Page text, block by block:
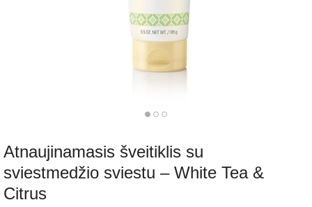
Atnaujinamasis šveitiklis su
sviestmedžio sviestu – White Tea &
Citrus